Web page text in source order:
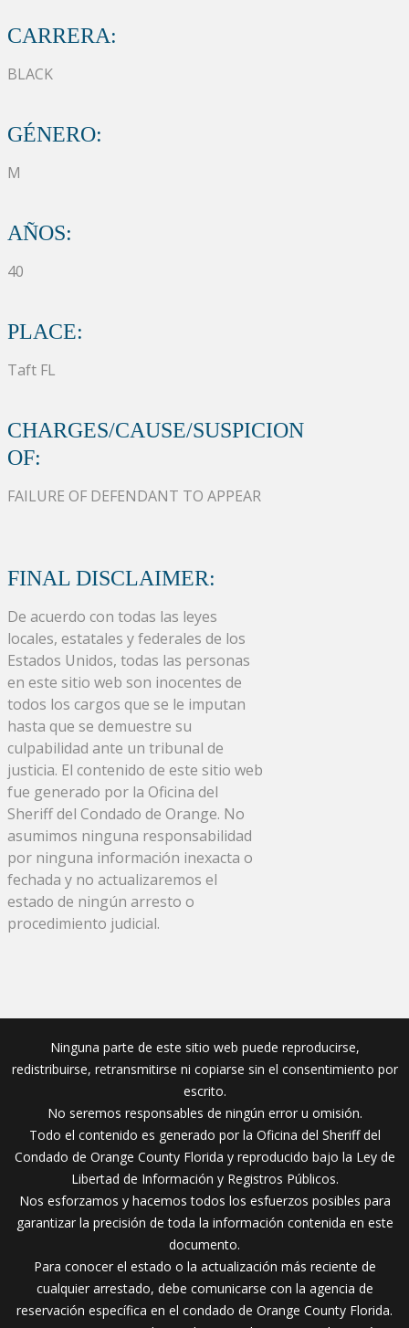
CARRERA:
BLACK
GÉNERO:
M
AÑOS:
40
PLACE:
Taft FL
CHARGES/CAUSE/SUSPICION
OF:
FAILURE OF DEFENDANT TO APPEAR
FINAL DISCLAIMER:
De acuerdo con todas las leyes
locales, estatales y federales de los
Estados Unidos, todas las personas
en este sitio web son inocentes de
todos los cargos que se le imputan
hasta que se demuestre su
culpabilidad ante un tribunal de
justicia. El contenido de este sitio web
fue generado por la Oficina del
Sheriff del Condado de Orange. No
asumimos ninguna responsabilidad
por ninguna información inexacta o
fechada y no actualizaremos el
estado de ningún arresto o
procedimiento judicial.
Ninguna parte de este sitio web puede reproducirse,
redistribuirse, retransmitirse ni copiarse sin el consentimiento por
escrito.
No seremos responsables de ningún error u omisión.
Todo el contenido es generado por la Oficina del Sheriff del
Condado de Orange County Florida y reproducido bajo la Ley de
Libertad de Información y Registros Públicos.
Nos esforzamos y hacemos todos los esfuerzos posibles para
garantizar la precisión de toda la información contenida en este
documento.
Para conocer el estado o la actualización más reciente de
cualquier arrestado, debe comunicarse con la agencia de
reservación específica en el condado de Orange County Florida.